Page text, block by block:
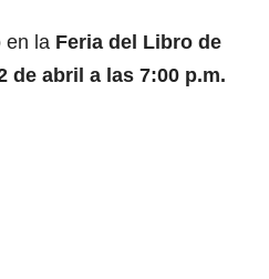
en la Feria del Libro de
de abril a las 7:00 p.m.